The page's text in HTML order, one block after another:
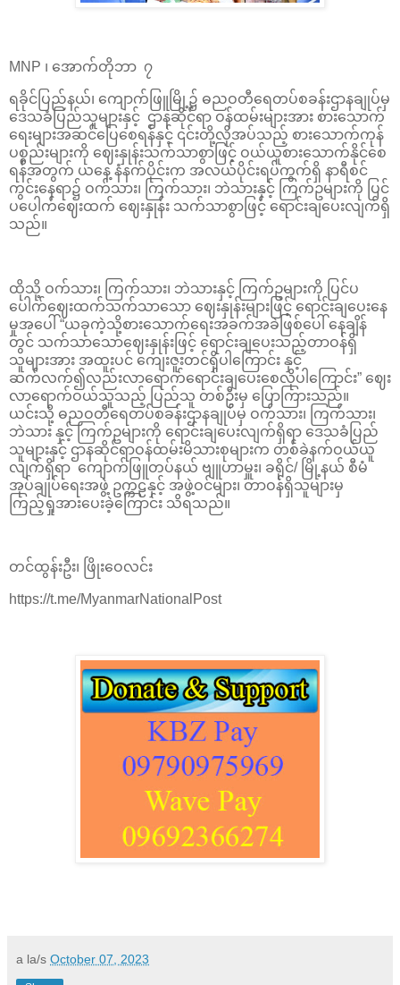
MNP ၊ အောက်တိုဘာ ၇
ရခိုင်ပြည်နယ်၊ ကျောက်ဖြူမြို့၌ ဓညဝတီရေတပ်စခန်းဌာနချုပ်မှ
ဒေသခံပြည်သူများနှင့် ဌာနဆိုင်ရာ ဝန်ထမ်းများအား စားသောက်
ရေးများအဆင်ပြေစေရန်နှင့် ၎င်းတို့လိုအပ်သည့် စားသောက်ကုန်
ပစ္စည်းများကို ဈေးနှုန်းသက်သာစွာဖြင့် ဝယ်ယူစားသောက်နိုင်စေ
ရန်အတွက် ယနေ့ နံနက်ပိုင်းက အလယ်ပိုင်းရပ်ကွက်ရှိ နာရီစင်
ကွင်းနေရာ၌ ဝက်သား၊ ကြက်သား၊ ဘဲသားနှင့် ကြက်ဥများကို ပြင်
ပပေါက်ဈေးထက် ဈေးနှုန်း သက်သာစွာဖြင့် ရောင်းချပေးလျက်ရှိ
သည်။
ထိုသို့ ဝက်သား၊ ကြက်သား၊ ဘဲသားနှင့် ကြက်ဥများကို ပြင်ပ
ပေါက်ဈေးထက်သက်သာသော ဈေးနှုန်းများဖြင့် ရောင်းချပေးနေ
မှုအပေါ် “ယခုကဲ့သို့စားသောက်ရေးအခက်အခဲဖြစ်ပေါ် နေချိန်
တွင် သက်သာသောဈေးနှုန်းဖြင့် ရောင်းချပေးသည့်တာဝန်ရှိ
သူများအား အထူးပင် ကျေးဇူးတင်ရှိပါကြောင်း နှင့်
ဆက်လက်၍လည်းလာရောက်ရောင်းချပေးစေလိုပါကြောင်း” ဈေး
လာရောက်ဝယ်သူသည့် ပြည်သူ တစ်ဦးမှ ပြောကြားသည်။
ယင်းသို့ ဓညဝတီရေတပ်စခန်းဌာနချုပ်မှ ဝက်သား၊ ကြက်သား၊
ဘဲသား နှင့် ကြက်ဥများကို ရောင်းချပေးလျက်ရှိရာ ဒေသခံပြည်
သူများနှင့် ဌာနဆိုင်ရာဝန်ထမ်းမိသားစုများက တစ်ခဲနက်ဝယ်ယူ
လျက်ရှိရာ ကျောက်ဖြူတပ်နယ် ဗျူဟာမှူး၊ ခရိုင်/ မြို့နယ် စီမံ
အုပ်ချုပ်ရေးအဖွဲ့ ဥက္ကဠနှင့် အဖွဲ့ဝင်များ၊ တာဝန်ရှိသူများမှ
ကြည့်ရှုအားပေးခဲ့ကြောင်း သိရသည်။
တင်ထွန်းဦး၊ ဖြိုးဝေလင်း
https://t.me/MyanmarNationalPost
a la/s October 07, 2023